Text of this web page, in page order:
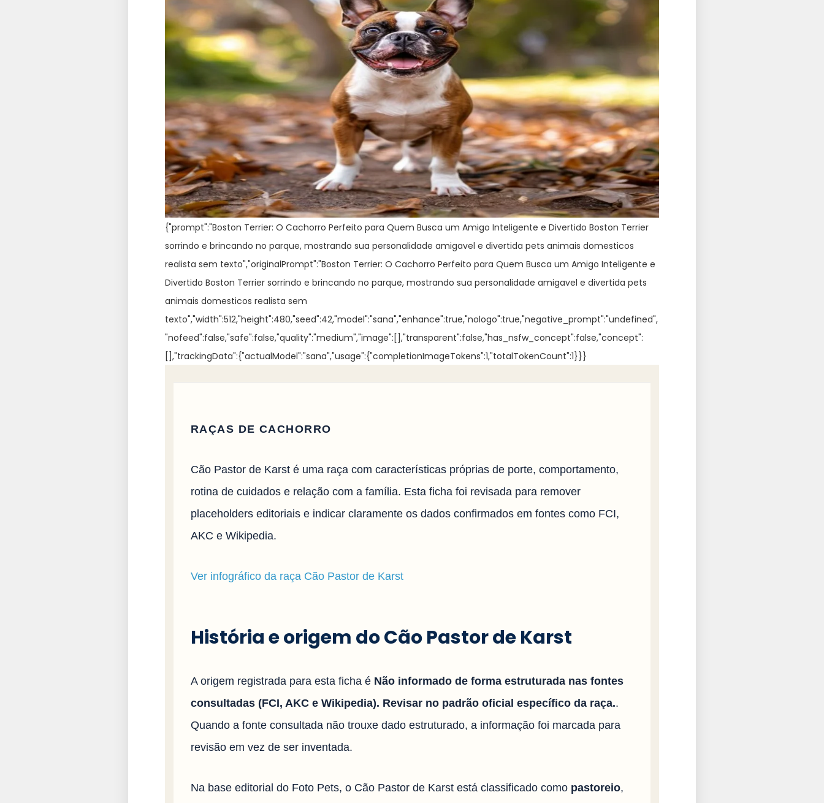
{"prompt":"Boston Terrier: O Cachorro Perfeito para Quem Busca um Amigo Inteligente e Divertido Boston Terrier
sorrindo e brincando no parque, mostrando sua personalidade amigavel e divertida pets animais domesticos
realista sem texto","originalPrompt":"Boston Terrier: O Cachorro Perfeito para Quem Busca um Amigo Inteligente e
Divertido Boston Terrier sorrindo e brincando no parque, mostrando sua personalidade amigavel e divertida pets
animais domesticos realista sem
texto","width":512,"height":480,"seed":42,"model":"sana","enhance":true,"nologo":true,"negative_prompt":"undefined",
"nofeed":false,"safe":false,"quality":"medium","image":[],"transparent":false,"has_nsfw_concept":false,"concept":
[],"trackingData":{"actualModel":"sana","usage":{"completionImageTokens":1,"totalTokenCount":1}}}
RAÇAS DE CACHORRO
Cão Pastor de Karst é uma raça com características próprias de porte, comportamento,
rotina de cuidados e relação com a família. Esta ficha foi revisada para remover
placeholders editoriais e indicar claramente os dados confirmados em fontes como FCI,
AKC e Wikipedia.
Ver infográfico da raça Cão Pastor de Karst
História e origem do Cão Pastor de Karst
A origem registrada para esta ficha é Não informado de forma estruturada nas fontes
consultadas (FCI, AKC e Wikipedia). Revisar no padrão oficial específico da raça..
Quando a fonte consultada não trouxe dado estruturado, a informação foi marcada para
revisão em vez de ser inventada.
Na base editorial do Foto Pets, o Cão Pastor de Karst está classificado como pastoreio,